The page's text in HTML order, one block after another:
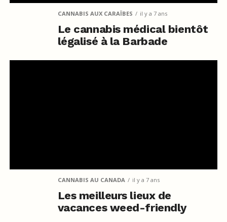
CANNABIS AUX CARAÏBES il y a 7 ans
Le cannabis médical bientôt
légalisé à la Barbade
CANNABIS AU CANADA il y a 7 ans
Les meilleurs lieux de
vacances weed-friendly